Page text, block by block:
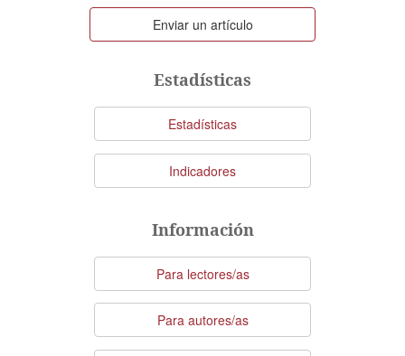
Enviar
un
artículo
Enviar un artículo
Estadísticas
Estadísticas
Indicadores
Información
Para lectores/as
Para autores/as